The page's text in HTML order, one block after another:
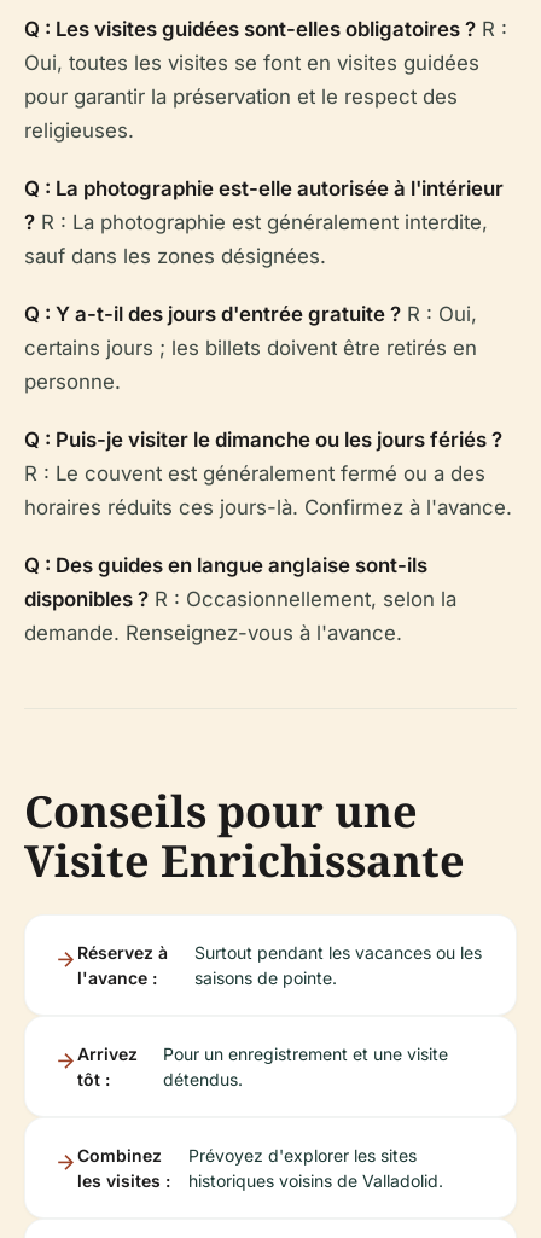
Q : Les visites guidées sont-elles obligatoires ? R :
Oui, toutes les visites se font en visites guidées
pour garantir la préservation et le respect des
religieuses.
Q : La photographie est-elle autorisée à l'intérieur
? R : La photographie est généralement interdite,
sauf dans les zones désignées.
Q : Y a-t-il des jours d'entrée gratuite ? R : Oui,
certains jours ; les billets doivent être retirés en
personne.
Q : Puis-je visiter le dimanche ou les jours fériés ?
R : Le couvent est généralement fermé ou a des
horaires réduits ces jours-là. Confirmez à l'avance.
Q : Des guides en langue anglaise sont-ils
disponibles ? R : Occasionnellement, selon la
demande. Renseignez-vous à l'avance.
Conseils pour une
Visite Enrichissante
Réservez à
l'avance :
Surtout pendant les vacances ou les
saisons de pointe.
Arrivez
tôt :
Pour un enregistrement et une visite
détendus.
Combinez
les visites :
Prévoyez d'explorer les sites
historiques voisins de Valladolid.